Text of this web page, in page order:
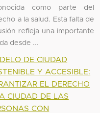
como parte del
a la salud. Esta falta de
refleja una importante
desde ...
DE CIUDAD
Y ACCESIBLE:
EL DERECHO
CIUDAD DE LAS
CON